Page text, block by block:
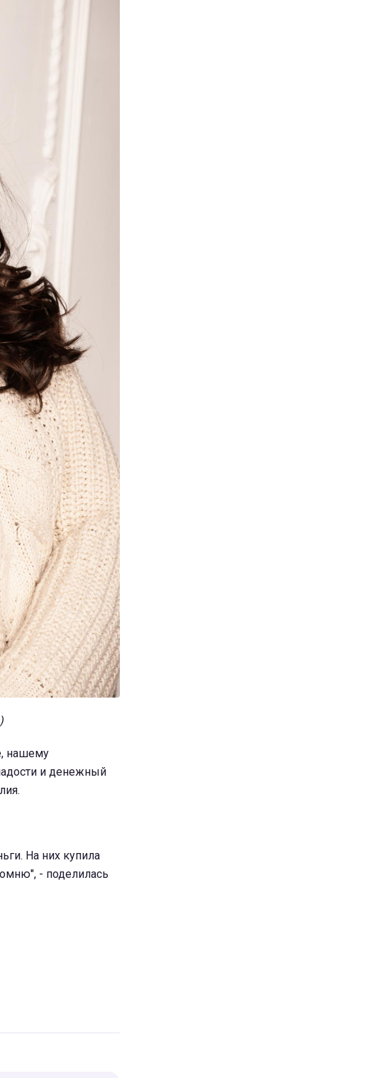
нашему
и денежный
На них купила
- поделилась